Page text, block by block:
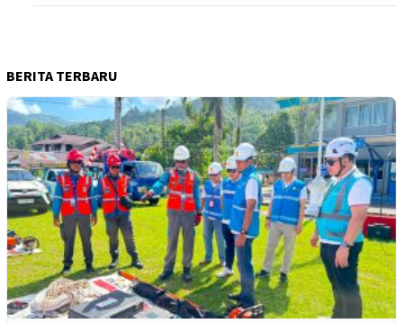
BERITA TERBARU